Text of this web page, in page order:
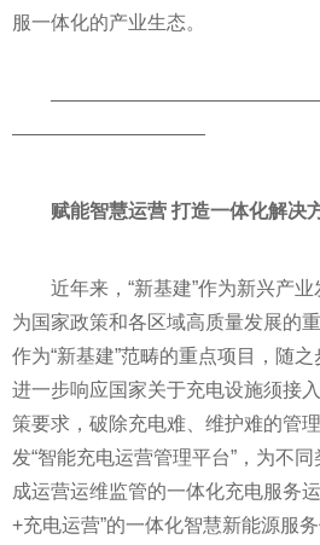
服一体化的产业生态。
——————————
赋能智慧运营 打造一体化解决
近年来，“新基建”作为新兴产
为国家政策和各区域高质量发展的
作为“新基建”范畴的重点项目，随
进一步响应国家关于充电设施须接
策要求，破除充电难、维护难的管
发“智能充电运营管理平台”，为不
成运营运维监管的一体化充电服务
+充电运营”的一体化智慧新能源服务